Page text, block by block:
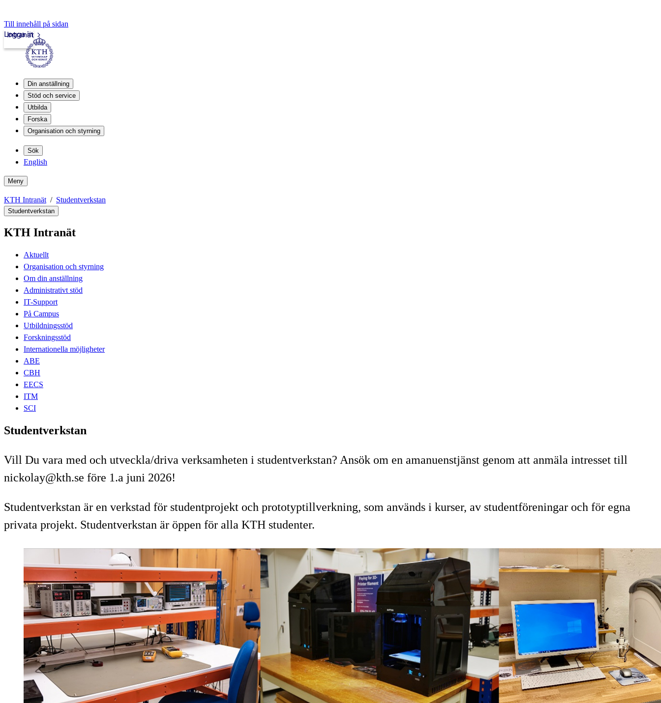
Till innehåll på sidan
Intranät
Logga in
Din anställning
Stöd och service
Utbilda
Forska
Organisation och styrning
Sök
English
Meny
KTH Intranät Studentverkstan
Studentverkstan
KTH Intranät
Aktuellt
Organisation och styrning
Om din anställning
Administrativt stöd
IT-Support
På Campus
Utbildningsstöd
Forskningsstöd
Internationella möjligheter
ABE
CBH
EECS
ITM
SCI
Studentverkstan
Vill Du vara med och utveckla/driva verksamheten i studentverkstan? Ansök om en amanuenstjänst genom att anmäla intresset till
nickolay@kth.se före 1.a juni 2026!
Studentverkstan är en verkstad för studentprojekt och prototyptillverkning, som används i kurser, av studentföreningar och för egna
privata projekt. Studentverkstan är öppen för alla KTH studenter.